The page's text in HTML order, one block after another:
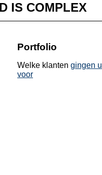
IS COMPLEX
Portfolio
Welke klanten gingen u
voor